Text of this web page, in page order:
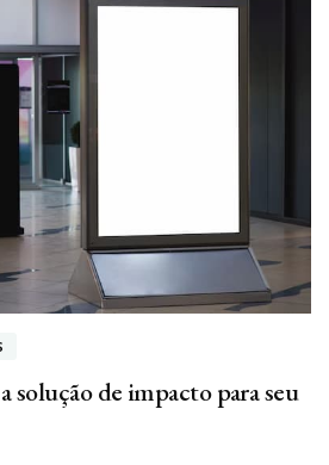
solução de impacto para seu